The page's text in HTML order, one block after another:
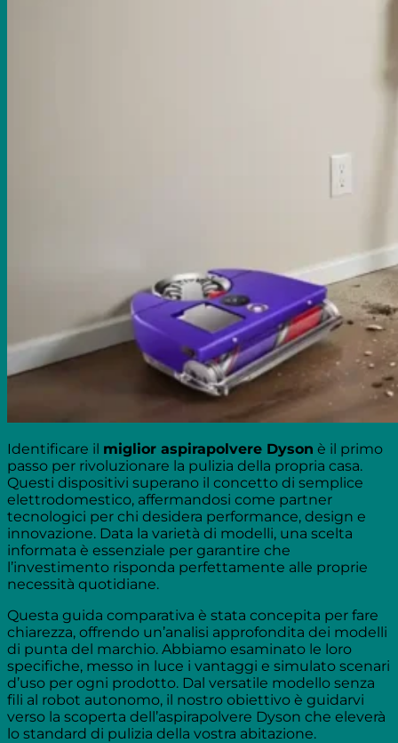
Identificare il miglior aspirapolvere Dyson è il primo
passo per rivoluzionare la pulizia della propria casa.
Questi dispositivi superano il concetto di semplice
elettrodomestico, affermandosi come partner
tecnologici per chi desidera performance, design e
innovazione. Data la varietà di modelli, una scelta
informata è essenziale per garantire che
l’investimento risponda perfettamente alle proprie
necessità quotidiane.
Questa guida comparativa è stata concepita per fare
chiarezza, offrendo un’analisi approfondita dei modelli
di punta del marchio. Abbiamo esaminato le loro
specifiche, messo in luce i vantaggi e simulato scenari
d’uso per ogni prodotto. Dal versatile modello senza
fili al robot autonomo, il nostro obiettivo è guidarvi
verso la scoperta dell’aspirapolvere Dyson che eleverà
lo standard di pulizia della vostra abitazione.